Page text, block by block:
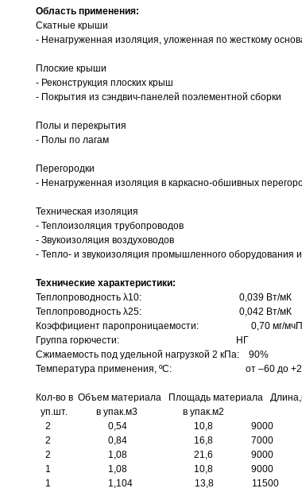
Область применения:
Скатные крыши
- Ненагруженная изоляция, уложенная по жесткому
Плоские крыши
- Реконструкция плоских крыш
- Покрытия из сэндвич-панелей поэлементной сборки
Полы и перекрытия
- Полы по лагам
Перегородки
- Ненагруженная изоляция в каркасно-обшивных
Техническая изоляция
- Теплоизоляция трубопроводов
- Звукоизоляция воздуховодов
- Тепло- и звукоизоляция промышленного оборудования и
Технические характеристики:
Теплопроводность λ10: 0,039 Вт/мК
Теплопроводность λ25: 0,042 Вт/мК
Коэффициент паропроницаемости: 0,70 мг/
Группа горючести: НГ
Сжимаемость под удельной нагрузкой 2 кПа: 90%
Температура применения, ºС: от –60 до
Кол-во в Объем материала Площадь материала
уп.шт. в упак.м3 в упак.м2
2 0,54 10,8 9000
2 0,84 16,8 7000
2 1,08 21,6 9000
1 1,08 10,8 9000
1 1,104 13,8 11500